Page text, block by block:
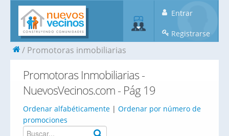
Entrar
Registrarse
Promotoras inmobiliarias
Promotoras Inmobiliarias -
NuevosVecinos.com - Pág 19
Ordenar alfabéticamente | Ordenar por número de
promociones